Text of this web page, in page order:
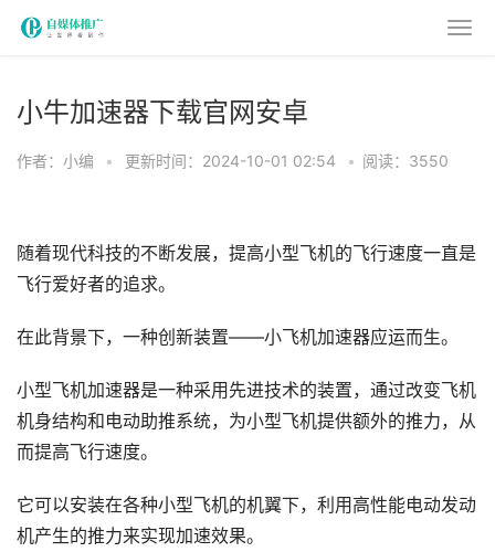
小牛加速器下载官网安卓
作者：小编 • 更新时间：2024-10-01 02:54 • 阅读：3550
随着现代科技的不断发展，提高小型飞机的飞行速度一直是
飞行爱好者的追求。
在此背景下，一种创新装置——小飞机加速器应运而生。
小型飞机加速器是一种采用先进技术的装置，通过改变飞机
机身结构和电动助推系统，为小型飞机提供额外的推力，从
而提高飞行速度。
它可以安装在各种小型飞机的机翼下，利用高性能电动发动
机产生的推力来实现加速效果。